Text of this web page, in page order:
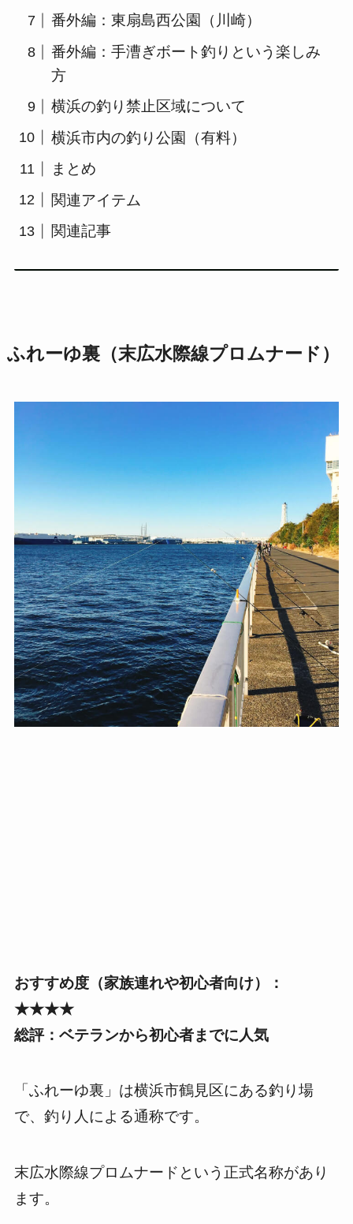
番外編：東扇島西公園（川崎）
番外編：手漕ぎボート釣りという楽しみ
方
横浜の釣り禁止区域について
横浜市内の釣り公園（有料）
まとめ
関連アイテム
関連記事
ふれーゆ裏（末広水際線プロムナード）
おすすめ度（家族連れや初心者向け）：
★★★★
総評：ベテランから初心者までに人気
「ふれーゆ裏」は横浜市鶴見区にある釣り場
で、釣り人による通称です。
末広水際線プロムナードという正式名称があり
ます。